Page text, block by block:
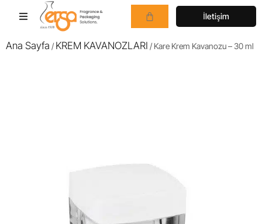
İletişim
Ana Sayfa /KREM KAVANOZLARI / Kare Krem Kavanozu – 30 ml